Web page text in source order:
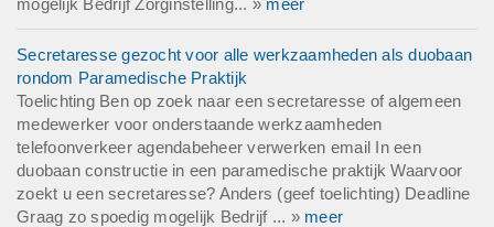
mogelijk Bedrijf Zorginstelling... » meer
Secretaresse gezocht voor alle werkzaamheden als duobaan
rondom Paramedische Praktijk
Toelichting Ben op zoek naar een secretaresse of algemeen
medewerker voor onderstaande werkzaamheden
telefoonverkeer agendabeheer verwerken email In een
duobaan constructie in een paramedische praktijk Waarvoor
zoekt u een secretaresse? Anders (geef toelichting) Deadline
Graag zo spoedig mogelijk Bedrijf ... » meer